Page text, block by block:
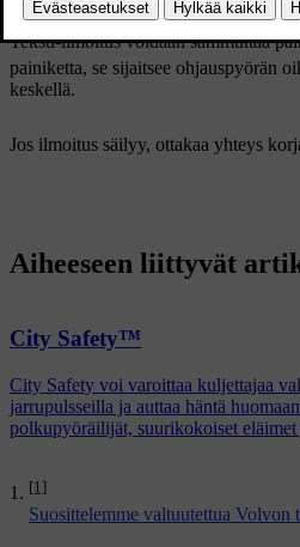
Teksti-ilmoitus voidaan sammuttaa
painiketta, se sijaitsee ohjauspyörän
keskellä.
Jos ilmoitus säilyy, ottakaa yhteys
[1]
Suosittelemme valtuutettua Volvon
Aiheeseen liittyvät
City Safety™
City Safety voi varoittaa kuljettajaa
jarrupulsseilla ja auttaa häntä
polkupyöräilijät, suurikokoiset eläimet